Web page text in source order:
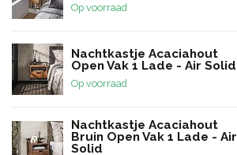
Op voorraad
Nachtkastje Acaciahout
Open Vak 1 Lade - Air Solid
Op voorraad
Nachtkastje Acaciahout
Bruin Open Vak 1 Lade - Air
Solid